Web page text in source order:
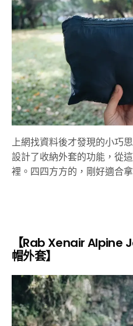
上網找資料後才發現的小巧
設計了收納外套的功能，從
裡。四四方方的，剛好適合拿
【Rab Xenair Alpine
帽外套】